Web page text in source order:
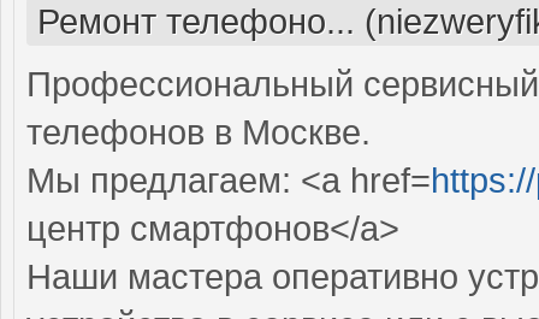
Ремонт телефоно...
Профессиональный
телефонов в Москве.
Мы предлагаем: <a href=
центр смартфонов</a>
Наши мастера оперативно